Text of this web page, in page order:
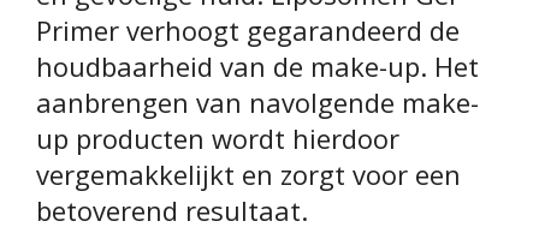
Primer verhoogt gegarandeerd de
houdbaarheid van de make-up. Het
aanbrengen van navolgende make-
up producten wordt hierdoor
vergemakkelijkt en zorgt voor een
betoverend resultaat.